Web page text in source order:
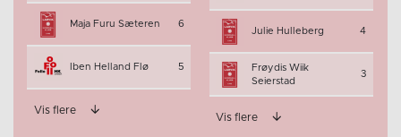
Maja Furu Sæteren 6
Iben Helland Flø 5
Vis flere
Julie Hulleberg 4
Frøydis Wiik
Seierstad
3
Vis flere